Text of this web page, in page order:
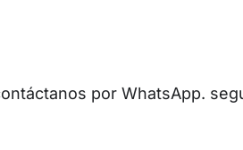
por WhatsApp.